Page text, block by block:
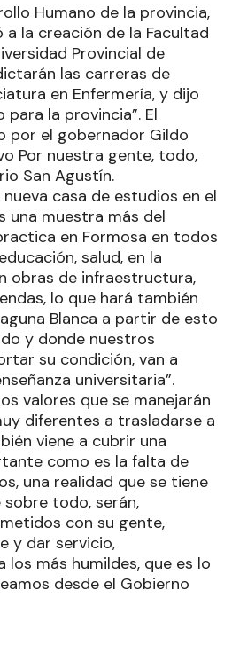
Humano de la provincia,
a la creación de la Facultad
Provincial de
las carreras de
en Enfermería, y dijo
para la provincia”. El
por el gobernador Gildo
Por nuestra gente, todo,
San Agustín.
casa de estudios en el
una muestra más del
en Formosa en todos
salud, en la
obras de infraestructura,
lo que hará también
Blanca a partir de esto
y donde nuestros
su condición, van a
universitaria”.
valores que se manejarán
diferentes a trasladarse a
viene a cubrir una
como es la falta de
una realidad que se tiene
todo, serán,
con su gente,
y dar servicio,
los más humildes, que es lo
desde el Gobierno